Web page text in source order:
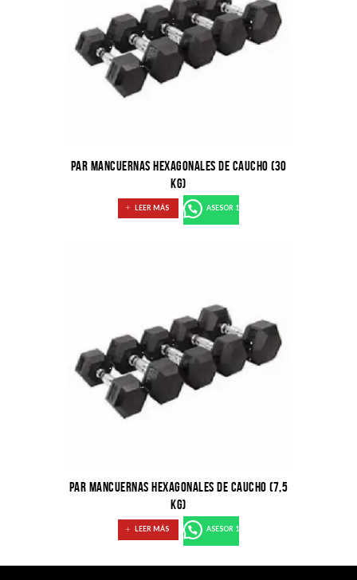
PAR MANCUERNAS HEXAGONALES DE CAUCHO (30
KG)
LEER MÁS ASESOR 1
PAR MANCUERNAS HEXAGONALES DE CAUCHO (7,5
KG)
LEER MÁS ASESOR 1